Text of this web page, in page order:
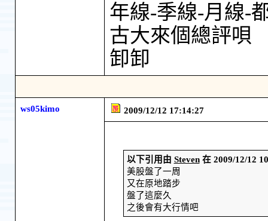
年線-季線-月線-
古大來個總評唄
卸卸
ws05kimo 2009/12/12 17:14:27
以下引用由 Steven在 2009/12/12
美股盤了一周
又在原地踏步
盤了這麼久
之後會有大行情吧